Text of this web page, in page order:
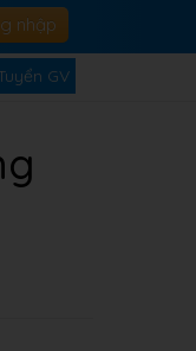
nhập
GV